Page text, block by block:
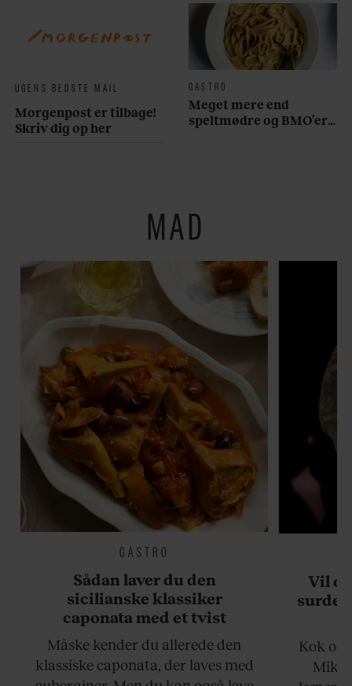
UGENS BEDSTE MAIL
Morgenpost er tilbage!
Skriv dig op her
GASTRO
Meget mere end
speltmødre og BMO’er:
MAD
GASTRO
Sådan laver du den
sicilianske klassiker
caponata med et tvist
Måske kender du allerede den
klassiske caponata, der laves med
Vil
Kok og